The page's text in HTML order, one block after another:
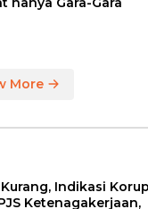
More
Indikasi
Ketenagakerjaan,